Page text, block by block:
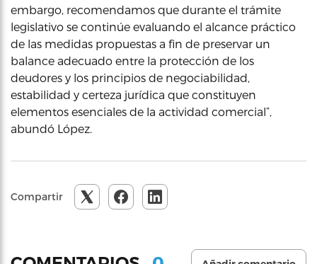
embargo, recomendamos que durante el trámite
legislativo se continúe evaluando el alcance práctico
de las medidas propuestas a fin de preservar un
balance adecuado entre la protección de los
deudores y los principios de negociabilidad,
estabilidad y certeza jurídica que constituyen
elementos esenciales de la actividad comercial”,
abundó López.
Compartir